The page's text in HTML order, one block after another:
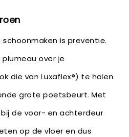
is preventie.
over je
die van Luxaflex®) te halen
grote poetsbeurt. Met
de voor- en achterdeur
op de vloer en dus